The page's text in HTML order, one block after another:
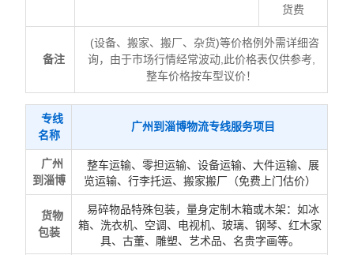
货费
备注
(设备、搬家、搬厂、杂货)等价格例外需详细咨
询，由于市场行情经常波动,此价格表仅供参考,
整车价格按车型议价！
专线
名称
广州到淄博物流专线服务项目
广州
到淄博
整车运输、零担运输、设备运输、大件运输、展
览运输、行李托运、搬家搬厂（免费上门估价）
货物
包装
易碎物品特殊包装，量身定制木箱或木架：如冰
箱、洗衣机、空调、电视机、玻璃、钢琴、红木家
具、古董、雕塑、艺术品、名贵字画等。